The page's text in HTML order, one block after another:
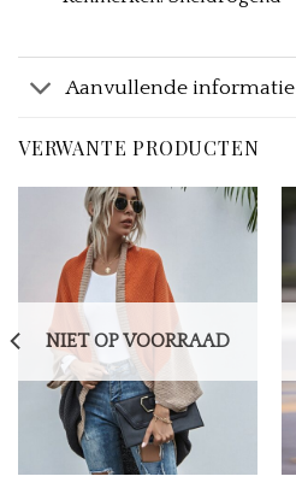
Aanvullende informatie
VERWANTE PRODUCTEN
NIET OP VOORRAAD